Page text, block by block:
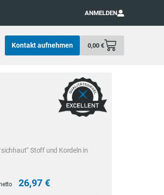
ANMELDEN
0,00 €
Kontakt aufnehmen
Stoff und Kordeln in
26,97 €